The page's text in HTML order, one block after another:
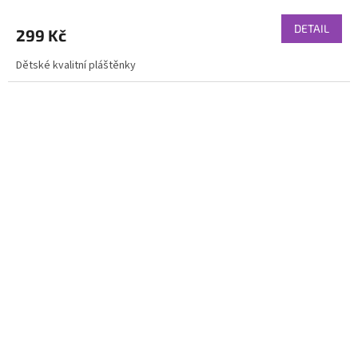
299 Kč DETAIL
Dětské kvalitní pláštěnky